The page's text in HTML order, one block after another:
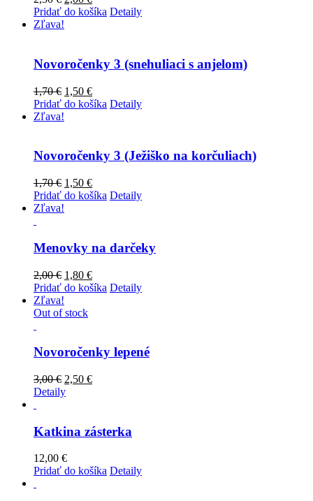
Pridať do košíka Detaily
Zľava!
Novoročenky 3 (snehuliaci s anjelom)
1,70€ 1,50 €
Pridať do košíka Detaily
Zľava!
Novoročenky 3 (Ježiško na korčuliach)
1,70€ 1,50 €
Pridať do košíka Detaily
Zľava!
Menovky na darčeky
2,00€ 1,80 €
Pridať do košíka Detaily
Zľava!
Out of stock
Novoročenky lepené
3,00€ 2,50 €
Detaily
Katkina zásterka
12,00 €
Pridať do košíka Detaily